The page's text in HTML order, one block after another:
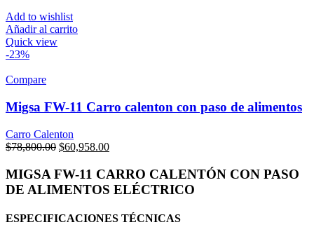
Add to wishlist
Añadir al carrito
Quick view
-23%
Compare
Migsa FW-11 Carro calenton con paso de alimentos
Carro Calenton
$78,800.00 Original
was:
$78,800.00.
$60,958.00Current
is:
$60,958.00.
MIGSA FW-11 CARRO CALENTÓN CON PASO
DE ALIMENTOS ELÉCTRICO
ESPECIFICACIONES TÉCNICAS